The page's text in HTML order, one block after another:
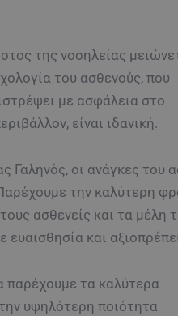
της νοσηλείας
του ασθενούς, που
με ασφάλεια στο
είναι ιδανική.
Γαληνός, οι ανάγκες του
την καλύτερη
ασθενείς και τα μέλη
ευαισθησία και
παρέχουμε τα καλύτερα
υψηλότερη ποιότητα